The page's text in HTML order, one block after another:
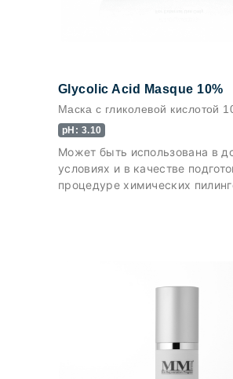
Glycolic Acid Masque 10%
Маска с гликолевой кислотой
pH: 3.10
Может быть использована в
условиях и в качестве
процедуре